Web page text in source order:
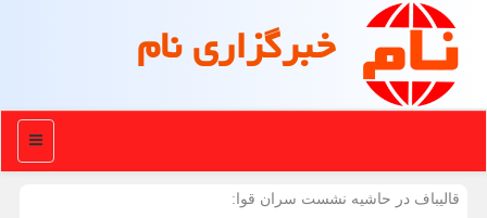
خبرگزاری نام
منو
قالیباف در حاشیه نشست سران قوا: